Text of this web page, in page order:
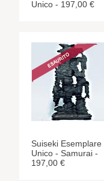
Unico - 197,00 €
Suiseki Esemplare
Unico - Samurai -
197,00 €